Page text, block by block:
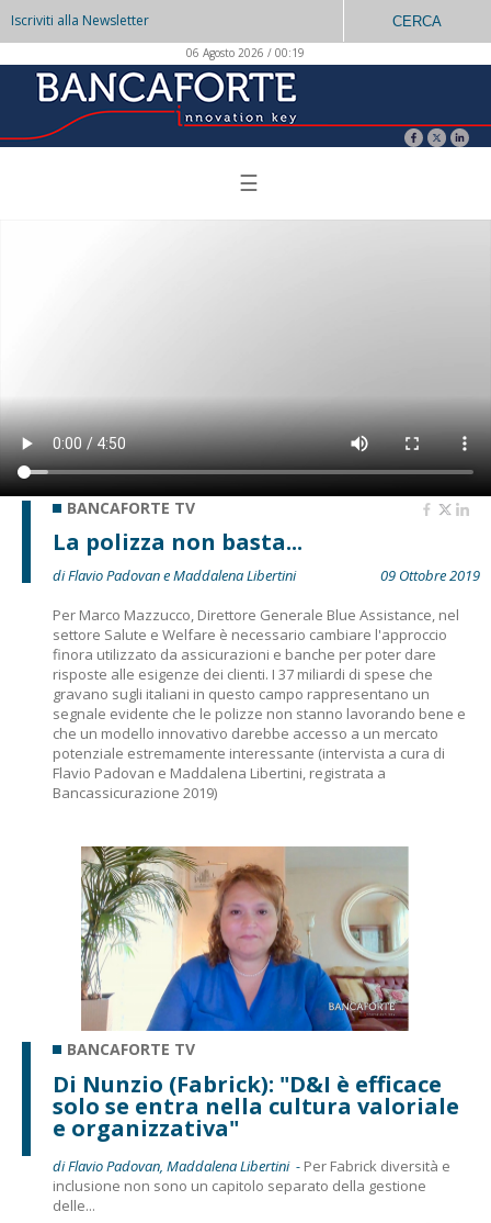
Iscriviti alla Newsletter CERCA
06 Agosto 2026 / 00:19
☰
BANCAFORTE TV
La polizza non basta...
di Flavio Padovan e Maddalena Libertini
09 Ottobre 2019
Per Marco Mazzucco, Direttore Generale Blue Assistance, nel
settore Salute e Welfare è necessario cambiare l'approccio
finora utilizzato da assicurazioni e banche per poter dare
risposte alle esigenze dei clienti. I 37 miliardi di spese che
gravano sugli italiani in questo campo rappresentano un
segnale evidente che le polizze non stanno lavorando bene e
che un modello innovativo darebbe accesso a un mercato
potenziale estremamente interessante (intervista a cura di
Flavio Padovan e Maddalena Libertini, registrata a
Bancassicurazione 2019)
BANCAFORTE TV
Di Nunzio (Fabrick): "D&I è efficace
solo se entra nella cultura valoriale
e organizzativa"
di Flavio Padovan, Maddalena Libertini - Per Fabrick diversità e
inclusione non sono un capitolo separato della gestione
delle...